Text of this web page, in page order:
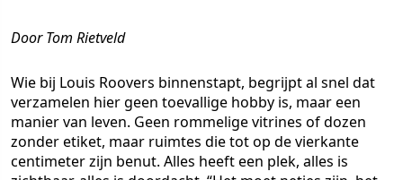
Door Tom Rietveld
Wie bij Louis Roovers binnenstapt, begrijpt al snel dat
verzamelen hier geen toevallige hobby is, maar een
manier van leven. Geen rommelige vitrines of dozen
zonder etiket, maar ruimtes die tot op de vierkante
centimeter zijn benut. Alles heeft een plek, alles is